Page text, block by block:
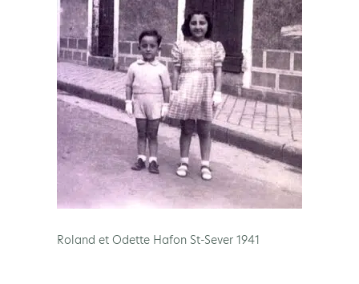
Roland et Odette Hafon St-Sever 1941